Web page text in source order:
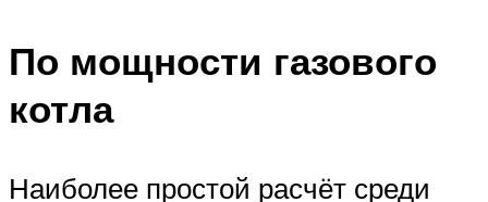
По мощности газового
котла
Наиболее простой расчёт среди